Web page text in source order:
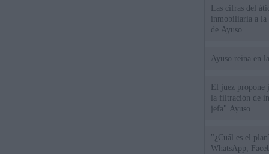
Las cifras del
inmobiliaria a la
de Ayuso
Ayuso reina en
El juez propone
la filtración de
jefa" Ayuso
"¿Cuál es el
WhatsApp,